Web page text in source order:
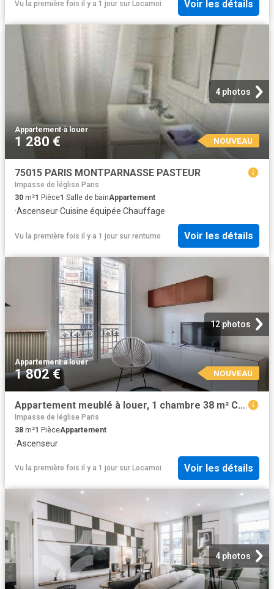
Vu la première fois il y a 1 jour sur Locamoi Voir les détails
4 photos
Appartement·à louer
1 280 € NOUVEAU
75015 PARIS MONTPARNASSE PASTEUR
Impasse de léglise Paris
30 m²1 Pièce1 Salle de bainAppartement
·Ascenseur·Cuisine équipée·Chauffage
Vu la première fois il y a 1 jour sur rentumo Voir les détails
12 photos
Appartement·à louer
1 802 € NOUVEAU
Appartement meublé à louer, 1 chambre 38 m² Convention Paris
Impasse de léglise Paris
38 m²1 PièceAppartement
·Ascenseur
Vu la première fois il y a 1 jour sur Locamoi Voir les détails
4 photos